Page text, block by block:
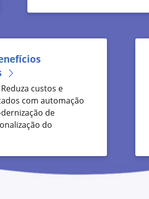
custos e
com automação
de
do